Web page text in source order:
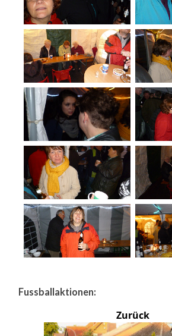
Fussballaktionen:
Zurück